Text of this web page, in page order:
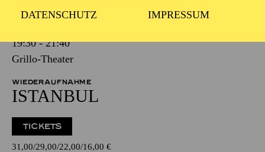
DATENSCHUTZ IMPRESSUM
Samstag
19:30 - 21:40
Grillo-Theater
WIEDERAUFNAHME
ISTANBUL
TICKETS
31,00 29,00 22,00 16,00 €